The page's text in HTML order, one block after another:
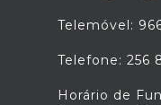
Telemóvel:
Telefone: 256
Horário de